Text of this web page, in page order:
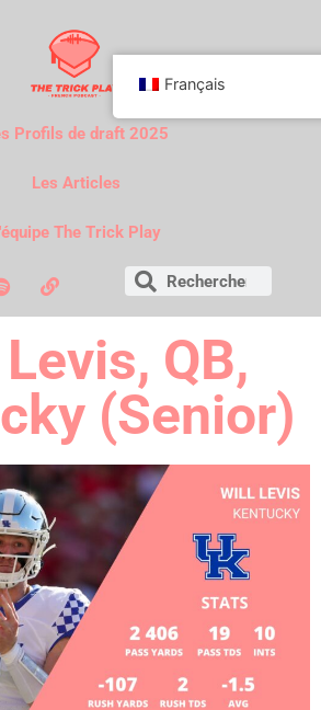
Profils de draft 2025
Les Articles
The Trick Play
QB,
(Senior)
Français